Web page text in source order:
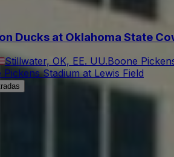
Ducks at Oklahoma State
Stillwater, OK, EE. UU.Boone
Pickens Stadium at Lewis Field